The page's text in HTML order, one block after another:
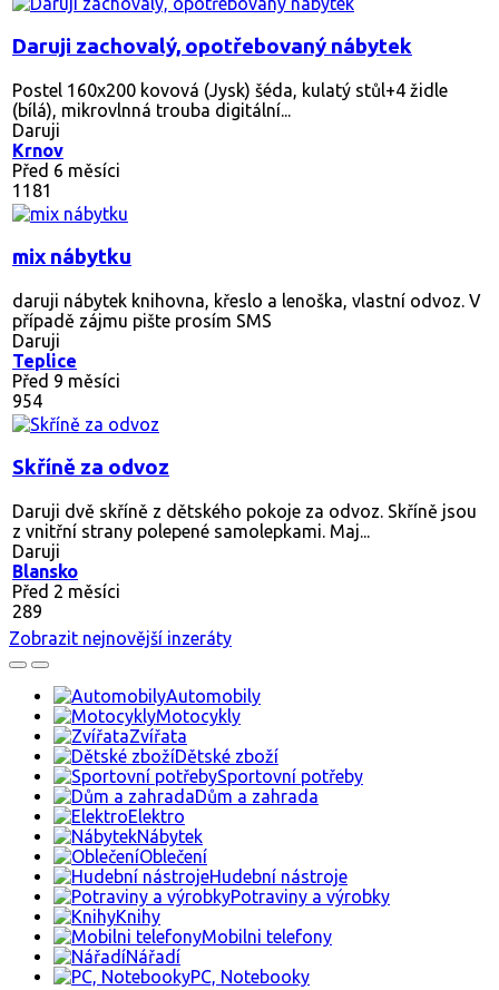
Daruji zachovalý, opotřebovaný nábytek
Postel 160x200 kovová (Jysk) šéda, kulatý stůl+4 židle
(bílá), mikrovlnná trouba digitální...
Daruji
Krnov
Před 6 měsíci
1181
mix nábytku
daruji nábytek knihovna, křeslo a lenoška, vlastní odvoz. V
případě zájmu pište prosím SMS
Daruji
Teplice
Před 9 měsíci
954
Skříně za odvoz
Daruji dvě skříně z dětského pokoje za odvoz. Skříně jsou
z vnitřní strany polepené samolepkami. Maj...
Daruji
Blansko
Před 2 měsíci
289
Zobrazit nejnovější inzeráty
Automobily
Motocykly
Zvířata
Dětské zboží
Sportovní potřeby
Dům a zahrada
Elektro
Nábytek
Oblečení
Hudební nástroje
Potraviny a výrobky
Knihy
Mobilni telefony
Nářadí
PC, Notebooky